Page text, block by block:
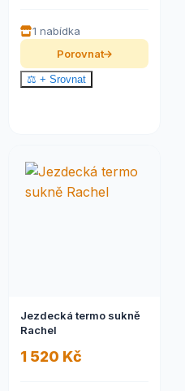
1 nabídka
Porovnat
⚖️ + Srovnat
Jezdecká termo sukně
Rachel
1 520 Kč